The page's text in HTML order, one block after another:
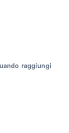
raggiungi